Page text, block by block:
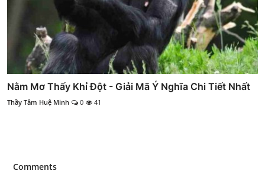
Nằm Mơ Thấy Khỉ Đột - Giải Mã Ý Nghĩa Chi Tiết Nhất
Thầy Tâm Huệ Minh 0 41
Comments